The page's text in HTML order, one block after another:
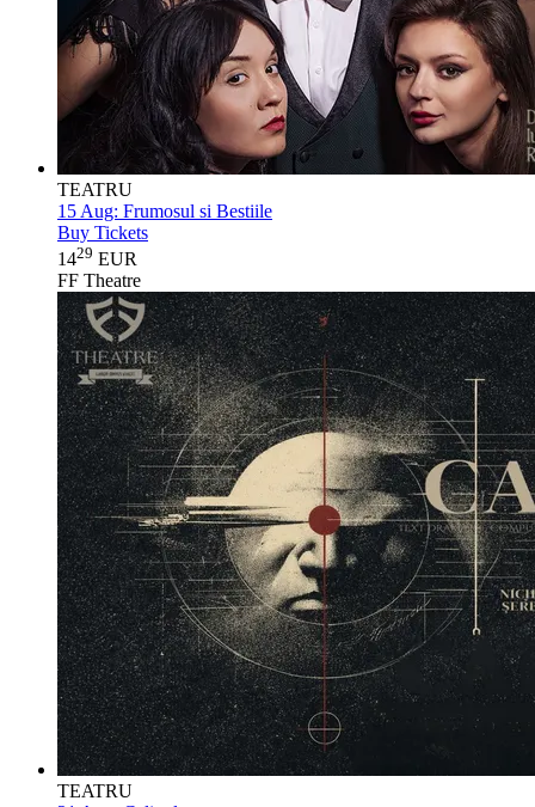
TEATRU
15 Aug: Frumosul si Bestiile
Buy Tickets
1429 EUR
FF Theatre
TEATRU